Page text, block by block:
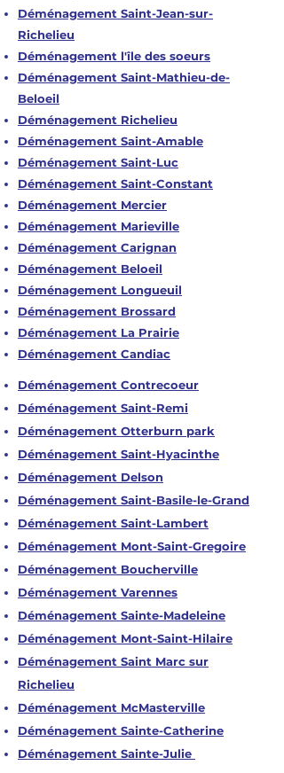
Déménagement Saint-Jean-sur-
Richelieu
Déménagement l'île des soeurs
Déménagement Saint-Mathieu-de-
Beloeil
Déménagement Richelieu
Déménagement Saint-Amable
Déménagement Saint-Luc
Déménagement Saint-Constant
Déménagement Mercier
Déménagement Marieville
Déménagement Carignan
Déménagement Beloeil
Déménagement Longueuil
Déménagement Brossard
Déménagement La Prairie
Déménagement Candiac
Déménagement Contrecoeur
Déménagement Saint-Remi
Déménagement Otterburn park
Déménagement Saint-Hyacinthe
Déménagement Delson
Déménagement Saint-Basile-le-Grand
Déménagement Saint-Lambert
Déménagement Mont-Saint-Gregoire
Déménagement Boucherville
Déménagement Varennes
Déménagement Sainte-Madeleine
Déménagement Mont-Saint-Hilaire
Déménagement Saint Marc sur
Richelieu
Déménagement McMasterville
Déménagement Sainte-Catherine
Déménagement Sainte-Julie